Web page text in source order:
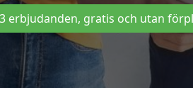
erbjudanden, gratis och utan